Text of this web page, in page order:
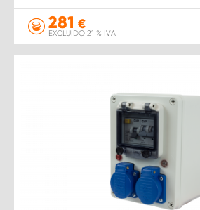
281 €
EXCLUIDO 21 % IVA